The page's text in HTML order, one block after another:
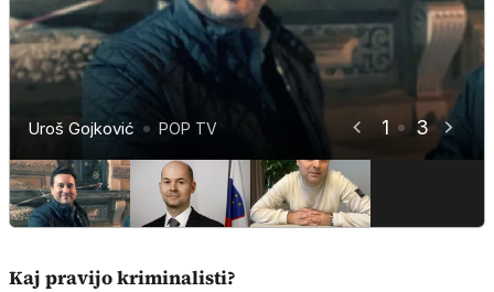
1 3
Uroš Gojković POP TV
Simon Starček Vlada RS
Sebastjan Vežnaver POP TV
Kaj pravijo kriminalisti?